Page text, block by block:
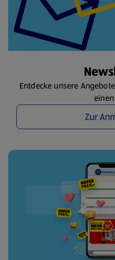
Entdecke unsere
Zur